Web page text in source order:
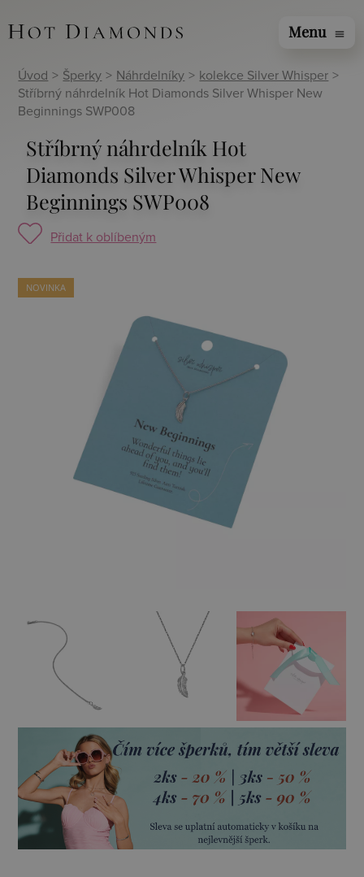
Menu menu
Úvod > Šperky > Náhrdelníky > kolekce Silver Whisper >
Stříbrný náhrdelník Hot Diamonds Silver Whisper New
Beginnings SWP008
Stříbrný náhrdelník Hot
Diamonds Silver Whisper New
Beginnings SWP008
Přidat k oblíbeným
NOVINKA